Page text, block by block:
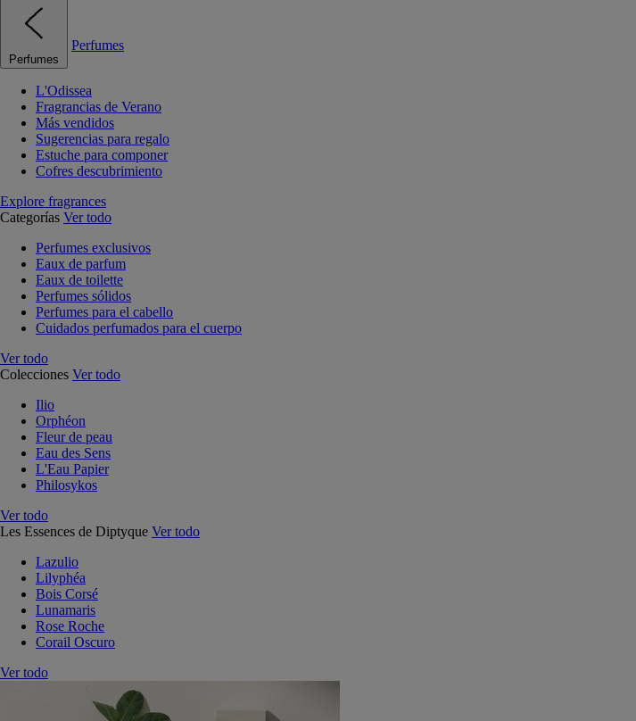
Perfumes
Perfumes
L'Odissea
Fragrancias de Verano
Más vendidos
Sugerencias para regalo
Estuche para componer
Cofres descubrimiento
Explore fragrances
Categorías Ver todo
Perfumes exclusivos
Eaux de parfum
Eaux de toilette
Perfumes sólidos
Perfumes para el cabello
Cuidados perfumados para el cuerpo
Ver todo
Colecciones Ver todo
Ilio
Orphéon
Fleur de peau
Eau des Sens
L'Eau Papier
Philosykos
Ver todo
Les Essences de Diptyque Ver todo
Lazulio
Lilyphéa
Bois Corsé
Lunamaris
Rose Roche
Corail Oscuro
Ver todo